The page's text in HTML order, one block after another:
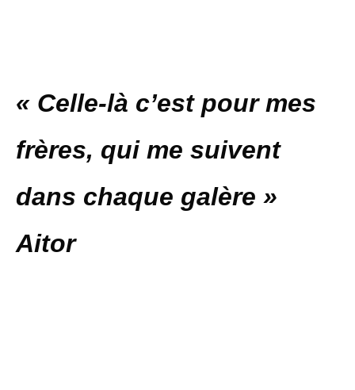
« Celle-là c’est pour mes
frères, qui me suivent
dans chaque galère »
Aitor